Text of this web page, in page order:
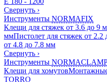
Свернуть ›
Инструменты NORMAFIX
Клещи для стяжек от 3.6 до 9
ммПистолет для стяжек от 2.2
от 4.8 до 7.8 мм
Свернуть ›
Инструменты
Клещи для хомутов
TORRO